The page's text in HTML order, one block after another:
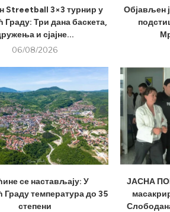
Streetball 3×3 турнир у
Три дана баскета,
и сјајне...
06/08/2026
Објављен
се настављају: У
температура до 35
степени
ЈАСНА